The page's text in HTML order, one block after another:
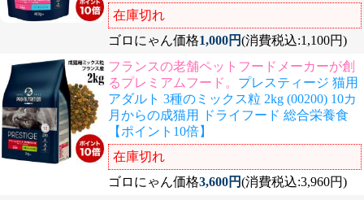
在庫切れ
ゴロにゃん価格1,000円(消費税込:1,100円)
フランスの老舗ペットフードメーカーが創
るプレミアムフード。 プレスティージ 猫用
アダルト 3種のミックス粒 2kg (00200) 10カ
月からの成猫用 ドライフード 総合栄養食
【ポイント10倍】
在庫切れ
ゴロにゃん価格3,600円(消費税込:3,960円)